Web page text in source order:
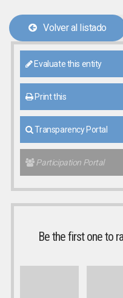
Volver al listado
Evaluate this entity
Print this
Transparency Portal
Participation Portal
Be the first one to